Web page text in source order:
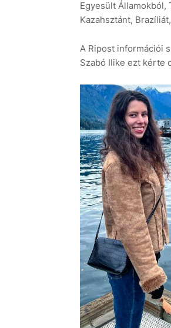
Egyesült Államokból,
Kazahsztánt,
A Ripost információi
Szabó Ilike ezt kérte